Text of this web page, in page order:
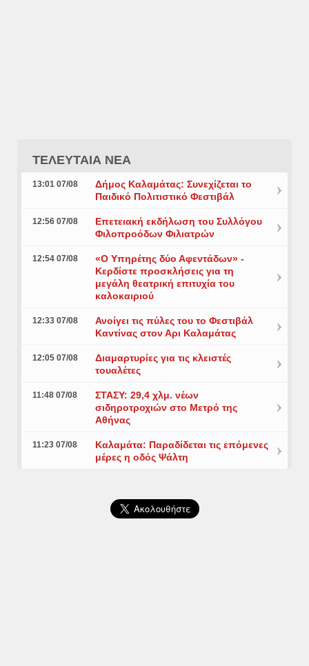
ΤΕΛΕΥΤΑΙΑ ΝΕΑ
13:01 07/08
Δήμος Καλαμάτας: Συνεχίζεται το
Παιδικό Πολιτιστικό Φεστιβάλ
12:56 07/08
Επετειακή εκδήλωση του Συλλόγου
Φιλοπροόδων Φιλιατρών
12:54 07/08
«Ο Υπηρέτης δύο Αφεντάδων» -
Κερδίστε προσκλήσεις για τη
μεγάλη θεατρική επιτυχία του
καλοκαιριού
12:33 07/08
Ανοίγει τις πύλες του το Φεστιβάλ
Καντίνας στον Αρι Καλαμάτας
12:05 07/08
Διαμαρτυρίες για τις κλειστές
τουαλέτες
11:48 07/08
ΣΤΑΣΥ: 29,4 χλμ. νέων
σιδηροτροχιών στο Μετρό της
Αθήνας
11:23 07/08
Καλαμάτα: Παραδίδεται τις επόμενες
μέρες η οδός Ψάλτη